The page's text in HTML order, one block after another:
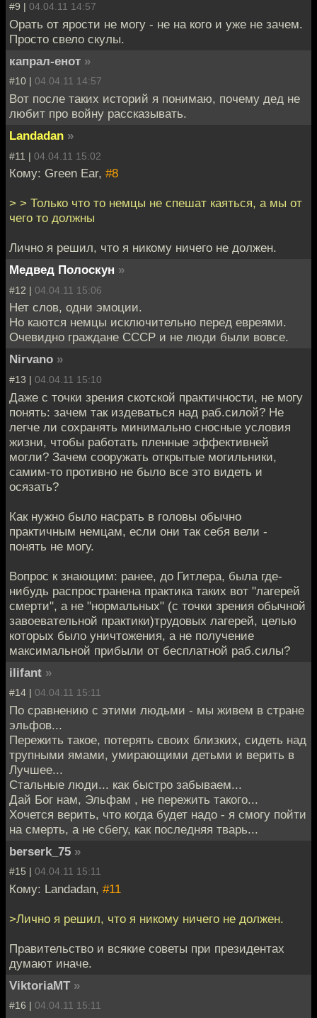
#9 | 04.04.11 14:57
Орать от ярости не могу - не на кого и уже не зачем.
Просто свело скулы.
капрал-енот »
#10 | 04.04.11 14:57
Вот после таких историй я понимаю, почему дед не
любит про войну рассказывать.
Landadan »
#11 | 04.04.11 15:02
Кому: Green Ear, #8
> > Только что то немцы не спешат каяться, а мы от
чего то должны
Лично я решил, что я никому ничего не должен.
Медвед Полоскун »
#12 | 04.04.11 15:06
Нет слов, одни эмоции.
Но каются немцы исключительно перед евреями.
Очевидно граждане СССР и не люди были вовсе.
Nirvano »
#13 | 04.04.11 15:10
Даже с точки зрения скотской практичности, не могу
понять: зачем так издеваться над раб.силой? Не
легче ли сохранять минимально сносные условия
жизни, чтобы работать пленные эффективней
могли? Зачем сооружать открытые могильники,
самим-то противно не было все это видеть и
осязать?
Как нужно было насрать в головы обычно
практичным немцам, если они так себя вели -
понять не могу.
Вопрос к знающим: ранее, до Гитлера, была где-
нибудь распространена практика таких вот "лагерей
смерти", а не "нормальных" (с точки зрения обычной
завоевательной практики)трудовых лагерей, целью
которых было уничтожения, а не получение
максимальной прибыли от бесплатной раб.силы?
ilifant »
#14 | 04.04.11 15:11
По сравнению с этими людьми - мы живем в стране
эльфов...
Пережить такое, потерять своих близких, сидеть над
трупными ямами, умирающими детьми и верить в
Лучшее...
Стальные люди... как быстро забываем...
Дай Бог нам, Эльфам , не пережить такого...
Хочется верить, что когда будет надо - я смогу пойти
на смерть, а не сбегу, как последняя тварь...
berserk_75 »
#15 | 04.04.11 15:11
Кому: Landadan, #11
>Лично я решил, что я никому ничего не должен.
Правительство и всякие советы при президентах
думают иначе.
ViktoriaMT »
#16 | 04.04.11 15:11